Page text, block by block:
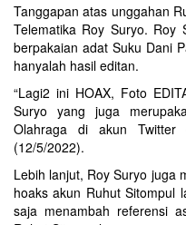
Tanggapan atas unggahan
Telematika Roy Suryo. Roy
berpakaian adat Suku Dani
hanyalah hasil editan.
“Lagi2 ini HOAX, Foto
Suryo yang juga
Olahraga di akun Twitter
(12/5/2022).
Lebih lanjut, Roy Suryo juga
hoaks akun Ruhut Sitompul
saja menambah referensi